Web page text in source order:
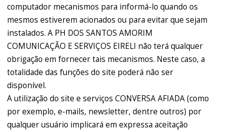
computador mecanismos para informá-lo quando os
mesmos estiverem acionados ou para evitar que sejam
instalados. A PH DOS SANTOS AMORIM
COMUNICAÇÃO E SERVIÇOS EIRELI não terá qualquer
obrigação em fornecer tais mecanismos. Neste caso, a
totalidade das funções do site poderá não ser
disponível.
A utilização do site e serviços CONVERSA AFIADA (como
por exemplo, e-mails, newsletter, dentre outros) por
qualquer usuário implicará em expressa aceitação